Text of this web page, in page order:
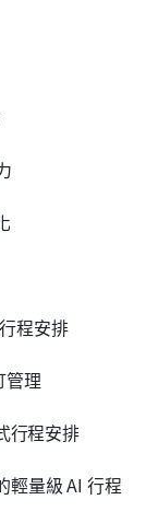
程安排
管理
行程安排
輕量級 AI 行程